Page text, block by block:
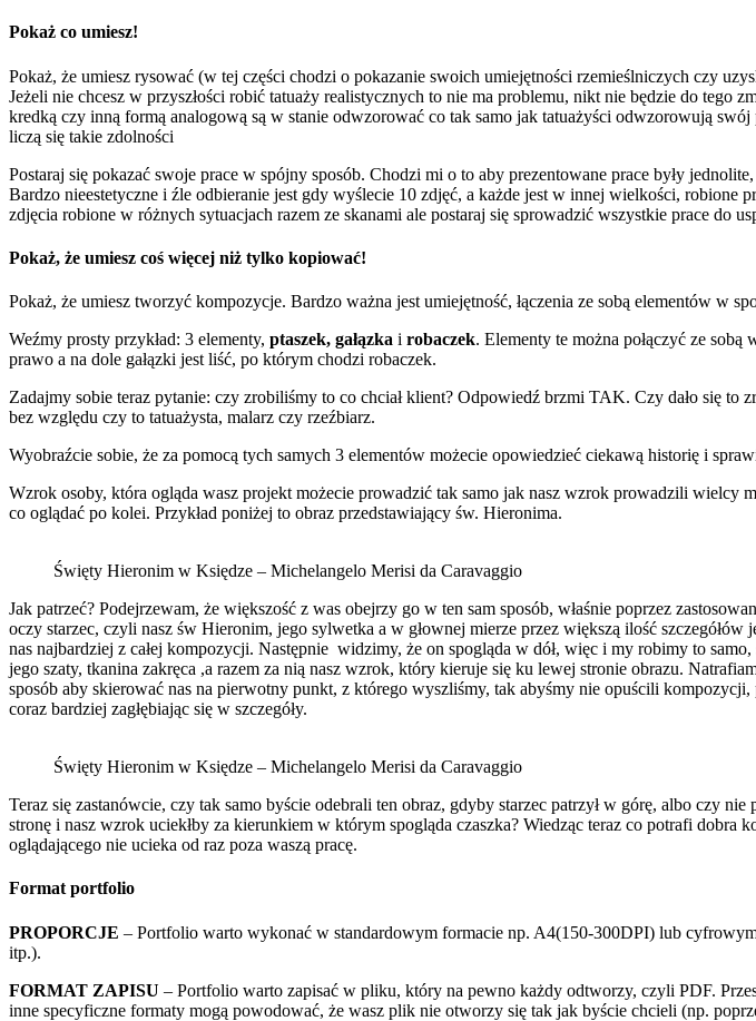
Pokaż co umiesz!
Pokaż, że umiesz rysować (w tej części chodzi o pokazanie swoich umiejętności rzemieślniczych czy
Jeżeli nie chcesz w przyszłości robić tatuaży realistycznych to nie ma problemu, nikt nie będzie do tego
kredką czy inną formą analogową są w stanie odwzorować co tak samo jak tatuażyści odwzorowują
liczą się takie zdolności
Postaraj się pokazać swoje prace w spójny sposób. Chodzi mi o to aby prezentowane prace były
Bardzo nieestetyczne i źle odbieranie jest gdy wyślecie 10 zdjęć, a każde jest w innej wielkości, robione
zdjęcia robione w różnych sytuacjach razem ze skanami ale postaraj się sprowadzić wszystkie prace do
Pokaż, że umiesz coś więcej niż tylko kopiować!
Pokaż, że umiesz tworzyć kompozycje. Bardzo ważna jest umiejętność, łączenia ze sobą elementów w
Weźmy prosty przykład: 3 elementy, ptaszek, gałązka i robaczek. Elementy te można połączyć ze
prawo a na dole gałązki jest liść, po którym chodzi robaczek.
Zadajmy sobie teraz pytanie: czy zrobiliśmy to co chciał klient? Odpowiedź brzmi TAK. Czy dało się to
bez względu czy to tatuażysta, malarz czy rzeźbiarz.
Wyobraźcie sobie, że za pomocą tych samych 3 elementów możecie opowiedzieć ciekawą historię i
Wzrok osoby, która ogląda wasz projekt możecie prowadzić tak samo jak nasz wzrok prowadzili wielcy
co oglądać po kolei. Przykład poniżej to obraz przedstawiający św. Hieronima.
Święty Hieronim w Księdze – Michelangelo Merisi da Caravaggio
Jak patrzeć? Podejrzewam, że większość z was obejrzy go w ten sam sposób, właśnie poprzez
oczy starzec, czyli nasz św Hieronim, jego sylwetka a w głownej mierze przez większą ilość
nas najbardziej z całej kompozycji. Następnie widzimy, że on spogląda w dół, więc i my robimy to
jego szaty, tkanina zakręca ,a razem za nią nasz wzrok, który kieruje się ku lewej stronie obrazu.
sposób aby skierować nas na pierwotny punkt, z którego wyszliśmy, tak abyśmy nie opuścili
coraz bardziej zagłębiając się w szczegóły.
Święty Hieronim w Księdze – Michelangelo Merisi da Caravaggio
Teraz się zastanówcie, czy tak samo byście odebrali ten obraz, gdyby starzec patrzył w górę, albo czy
stronę i nasz wzrok uciekłby za kierunkiem w którym spogląda czaszka? Wiedząc teraz co potrafi
oglądającego nie ucieka od raz poza waszą pracę.
Format portfolio
PROPORCJE – Portfolio warto wykonać w standardowym formacie np. A4(150-300DPI) lub
itp.).
FORMAT ZAPISU – Portfolio warto zapisać w pliku, który na pewno każdy odtworzy, czyli PDF.
inne specyficzne formaty mogą powodować, że wasz plik nie otworzy się tak jak byście chcieli (np.